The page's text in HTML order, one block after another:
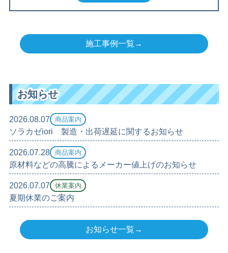
施工事例一覧→
お知らせ
2026.08.07 商品案内
ソラカゼiori 製造・出荷遅延に関するお知らせ
2026.07.28 商品案内
原材料などの高騰によるメーカー値上げのお知らせ
2026.07.07 休業案内
夏期休業のご案内
お知らせ一覧→